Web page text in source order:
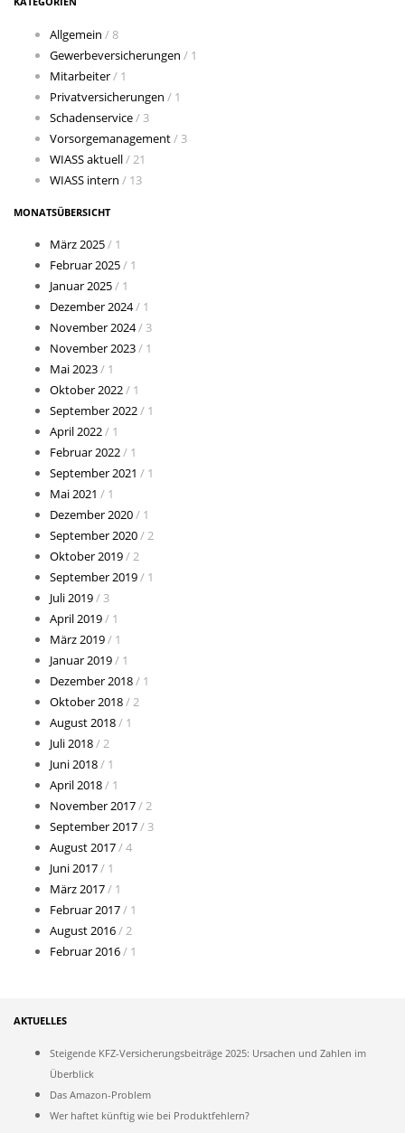
Allgemein / 8
Gewerbeversicherungen / 1
Mitarbeiter/ 1
Privatversicherungen / 1
Schadenservice/ 3
Vorsorgemanagement/ 3
WIASS aktuell/ 21
WIASS intern / 13
MONATSÜBERSICHT
März 2025/ 1
Februar 2025/ 1
Januar 2025/ 1
Dezember 2024/ 1
November 2024/ 3
November 2023/ 1
Mai 2023/ 1
Oktober 2022/ 1
September 2022/ 1
April 2022/ 1
Februar 2022/ 1
September 2021 / 1
Mai 2021 / 1
Dezember 2020/ 1
September 2020/ 2
Oktober 2019/ 2
September 2019/ 1
Juli 2019/ 3
April 2019/ 1
März 2019/ 1
Januar 2019/ 1
Dezember 2018/ 1
Oktober 2018/ 2
August 2018/ 1
Juli 2018/ 2
Juni 2018/ 1
April 2018/ 1
November 2017/ 2
September 2017/ 3
August 2017/ 4
Juni 2017/ 1
März 2017/ 1
Februar 2017/ 1
August 2016/ 2
Februar 2016/ 1
AKTUELLES
Steigende KFZ-Versicherungsbeiträge 2025: Ursachen und Zahlen im
Überblick
Das Amazon-Problem
Wer haftet künftig wie bei Produktfehlern?